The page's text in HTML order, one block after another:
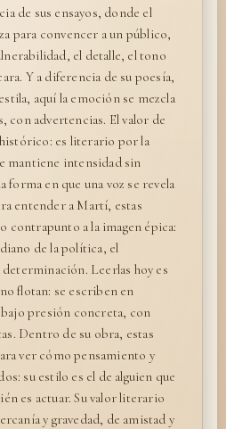
de sus ensayos, donde el
para convencer a un público,
el detalle, el tono
Y a diferencia de su poesía,
aquí la emoción se mezcla
con advertencias. El valor de
es literario por la
mantiene intensidad sin
en que una voz se revela
entender a Martí, estas
contrapunto a la imagen épica:
de la política, el
determinación. Leerlas hoy es
flotan: se escriben en
presión concreta, con
Dentro de su obra, estas
ver cómo pensamiento y
su estilo es el de alguien que
es actuar. Su valor literario
y gravedad, de amistad y